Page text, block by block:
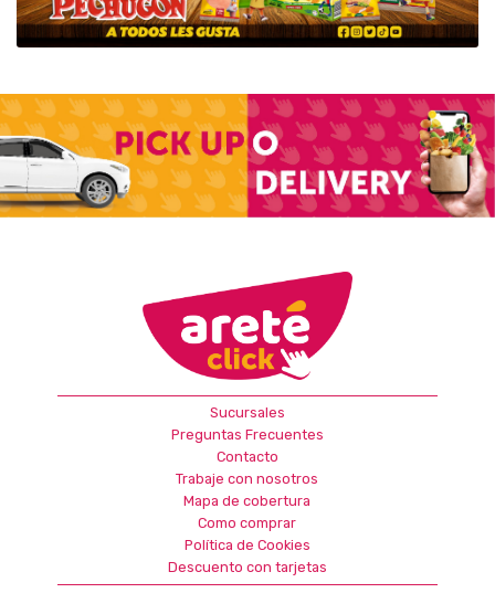
Sucursales
Preguntas Frecuentes
Contacto
Trabaje con nosotros
Mapa de cobertura
Como comprar
Política de Cookies
Descuento con tarjetas